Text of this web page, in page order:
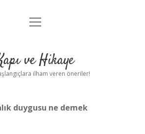
Anasayfa
Yasal Uyarı
menüyü
ve Hikaye
ilham veren öneriler!
duygusu ne demek